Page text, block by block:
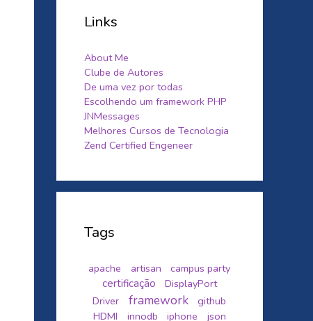
Links
About Me
Clube de Autores
De uma vez por todas
Escolhendo um framework PHP
JNMessages
Melhores Cursos de Tecnologia
Zend Certified Engeneer
Tags
apache artisan
campus party
certificação
DisplayPort
Driver
framework
github
HDMI
innodb iphone
json